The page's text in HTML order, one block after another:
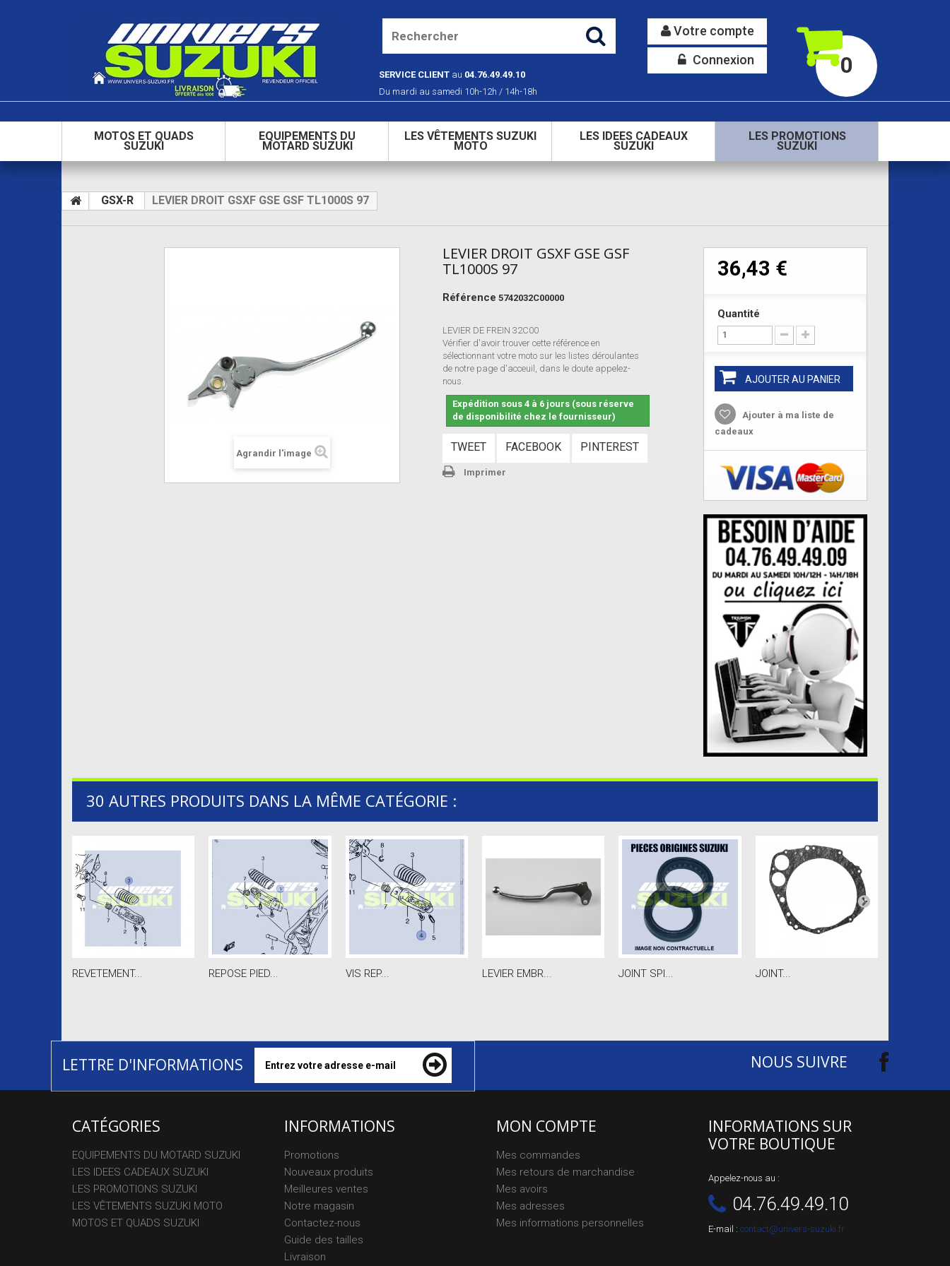
0
Votre compte
Connexion
SERVICE CLIENT au 04.76.49.49.10
Du mardi au samedi 10h-12h / 14h-18h
MOTOS ET QUADS
SUZUKI
EQUIPEMENTS DU
MOTARD SUZUKI
LES VÊTEMENTS SUZUKI
MOTO
LES IDEES CADEAUX
SUZUKI
LES PROMOTIONS
SUZUKI
GSX-R LEVIER DROIT GSXF GSE GSF TL1000S 97
Agrandir l'image
LEVIER DROIT GSXF GSE GSF
TL1000S 97
Référence 5742032C00000
LEVIER DE FREIN 32C00
Vérifier d'avoir trouver cette référence en
sélectionnant votre moto sur les listes déroulantes
de notre page d'acceuil, dans le doute appelez-
nous.
Expédition sous 4 à 6 jours (sous réserve
de disponibilité chez le fournisseur)
TWEET FACEBOOK PINTEREST
Imprimer
36,43 €
Quantité
AJOUTER AU PANIER
Ajouter à ma liste de
cadeaux
30 AUTRES PRODUITS DANS LA MÊME CATÉGORIE :
REVETEMENT... REPOSE PIED... VIS REP... LEVIER EMBR... JOINT SPI... JOINT...
LETTRE D'INFORMATIONS NOUS SUIVRE
CATÉGORIES
EQUIPEMENTS DU MOTARD SUZUKI
LES IDEES CADEAUX SUZUKI
LES PROMOTIONS SUZUKI
LES VÊTEMENTS SUZUKI MOTO
MOTOS ET QUADS SUZUKI
INFORMATIONS
Promotions
Nouveaux produits
Meilleures ventes
Notre magasin
Contactez-nous
Guide des tailles
Livraison
MON COMPTE
Mes commandes
Mes retours de marchandise
Mes avoirs
Mes adresses
Mes informations personnelles
INFORMATIONS SUR
VOTRE BOUTIQUE
Appelez-nous au :
04.76.49.49.10
E-mail : contact@univers-suzuki.fr